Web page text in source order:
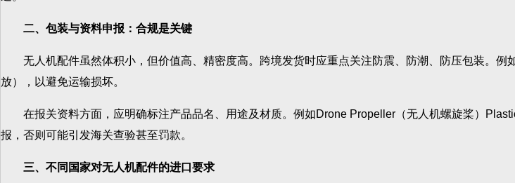
二、包装与资料申报：合规是关键
无人机配件虽然体积小，但价值高、精密度高。跨境发货时应重点关注防震、防潮、防压包装。例
放），以避免运输损坏。
在报关资料方面，应明确标注产品品名、用途及材质。例如Drone Propeller（无人机螺旋桨）
报，否则可能引发海关查验甚至罚款。
三、不同国家对无人机配件的进口要求